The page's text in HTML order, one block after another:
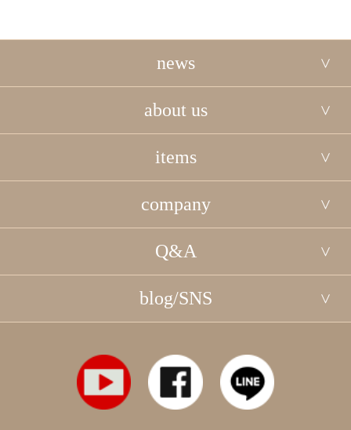
news
about us
items
company
Q&A
blog/SNS